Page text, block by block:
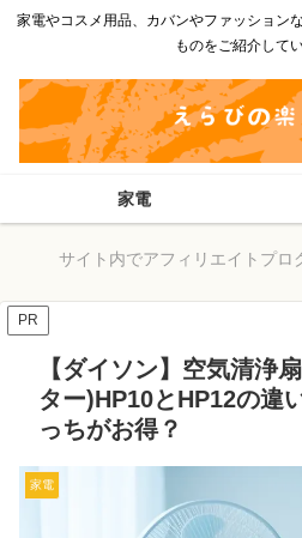
家電やコスメ用品、カバンやファッション
ものをご紹介して
家電
サイト内でアフィリエイトプロ
PR
【ダイソン】空気清浄
ター)HP10とHP12の違
っちがお得？
家電